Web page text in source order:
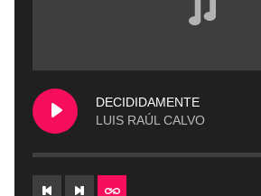
DECIDIDAMENTE
LUIS RAÚL CALVO